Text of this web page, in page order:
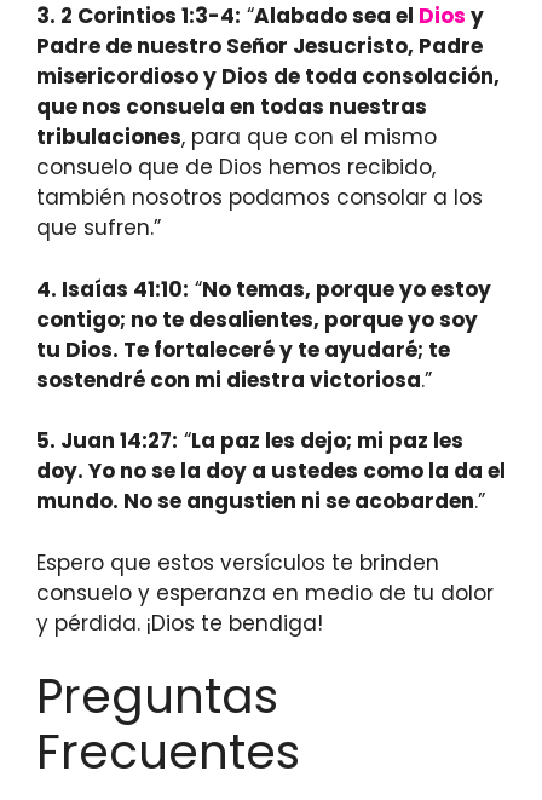
3. 2 Corintios 1:3-4: “Alabado sea el Dios y
Padre de nuestro Señor Jesucristo, Padre
misericordioso y Dios de toda consolación,
que nos consuela en todas nuestras
tribulaciones, para que con el mismo
consuelo que de Dios hemos recibido,
también nosotros podamos consolar a los
que sufren.”
4. Isaías 41:10: “No temas, porque yo estoy
contigo; no te desalientes, porque yo soy
tu Dios. Te fortaleceré y te ayudaré; te
sostendré con mi diestra victoriosa.”
5. Juan 14:27: “La paz les dejo; mi paz les
doy. Yo no se la doy a ustedes como la da el
mundo. No se angustien ni se acobarden.”
Espero que estos versículos te brinden
consuelo y esperanza en medio de tu dolor
y pérdida. ¡Dios te bendiga!
Preguntas
Frecuentes